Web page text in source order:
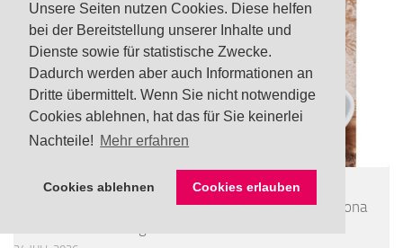
Unsere Seiten nutzen Cookies. Diese helfen
bei der Bereitstellung unserer Inhalte und
Dienste sowie für statistische Zwecke.
Dadurch werden aber auch Informationen an
Dritte übermittelt. Wenn Sie nicht notwendige
Cookies ablehnen, hat das für Sie keinerlei
Nachteile! Mehr erfahren
Cookies ablehnen Cookies erlauben
LEBENSMITTEL/TOP
UPDATE Rückruf: Noroviren in tiefgefrorener Freshona